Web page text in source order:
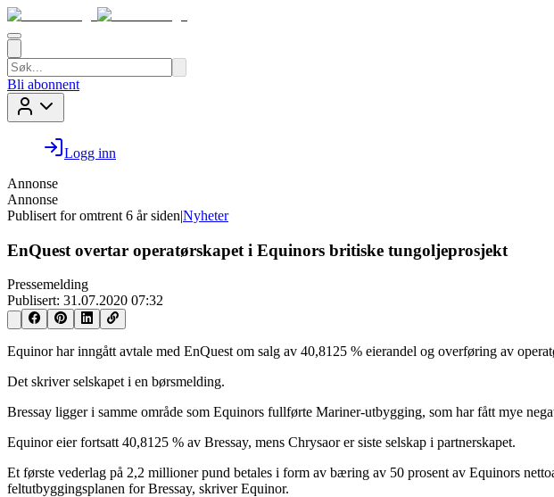
Bli abonnent
Logg inn
Annonse
Annonse
Publisert for omtrent 6 år siden|Nyheter
EnQuest overtar operatørskapet i Equinors britiske tungoljeprosjekt
Pressemelding
Publisert: 31.07.2020 07:32
Equinor har inngått avtale med EnQuest om salg av 40,8125 % eierandel og overføring av
Det skriver selskapet i en børsmelding.
Bressay ligger i samme område som Equinors fullførte Mariner-utbygging, som har fått mye
Equinor eier fortsatt 40,8125 % av Bressay, mens Chrysaor er siste selskap i partnerskapet.
Et første vederlag på 2,2 millioner pund betales i form av bæring av 50 prosent av Equinors
feltutbyggingsplanen for Bressay, skriver Equinor.